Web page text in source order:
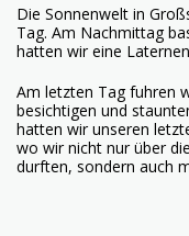
Die Sonnenwelt in
Tag. Am Nachmittag
hatten wir eine
Am letzten Tag fuhren
besichtigen und
hatten wir unseren
wo wir nicht nur über
durften, sondern auch